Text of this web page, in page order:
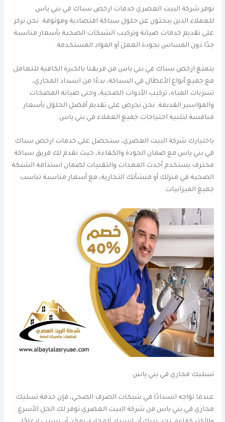
توفر شركة البيت العصري خدمات ارخص سباك في بني ياس
للعملاء الذين يبحثون عن حلول سباكة اقتصادية وموثوقة. نحن نركز
على تقديم خدمات صيانة وتركيب الشبكات الصحية بأسعار مناسبة
جدًا دون المساس بجودة العمل أو المواد المستخدمة.
يتمتع ارخص سباك في بني ياس من فريقنا بالخبرة الكافية للتعامل
مع جميع أنواع الأعطال في السباكة، بدءًا من انسداد المجاري،
تسربات المياه، تركيب الأدوات الصحية، وحتى صيانة المضخات
والمواسير القديمة. نحن نحرص على تقديم أفضل الحلول بأسعار
منافسة لتلبية احتياجات جميع العملاء في بني ياس.
باختيارك شركة البيت العصري، ستحصل على خدمات ارخص سباك
في بني ياس مع ضمان الجودة والكفاءة، حيث نقدم لك فريق سباكة
محترف يستخدم أحدث المعدات والتقنيات لضمان استدامة الشبكة
الصحية في منزلك أو منشأتك التجارية، مع أسعار مناسبة تناسب
جميع الميزانيات.
تسليك مجاري في بني ياس
عندما تواجه انسدادًا في شبكات الصرف الصحي، فإن خدمة تسليك
مجاري في بني ياس من شركة البيت العصري توفر لك الحل الأسرع